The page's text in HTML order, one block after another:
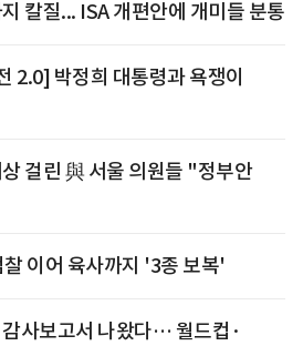
칼질... ISA 개편안에 개미들 분통
2.0] 박정희 대통령과 욕쟁이
걸린 與 서울 의원들 "정부안
이어 육사까지 '3종 보복'
사보고서 나왔다… 월드컵·